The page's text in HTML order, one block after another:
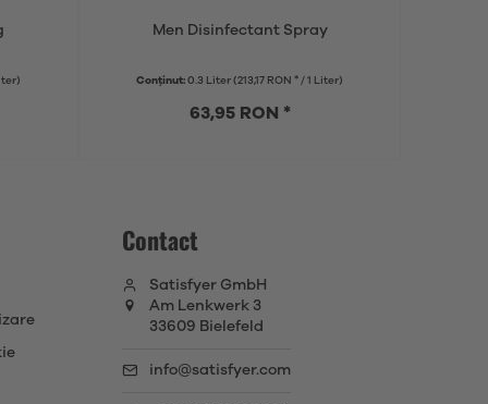
Men Disinfectant Spray
Conținut: 0.3 Liter (213,17 RON * / 1 Liter)
63,95 RON *
Contact
Satisfyer GmbH
Am Lenkwerk 3
33609 Bielefeld
info@satisfyer.com